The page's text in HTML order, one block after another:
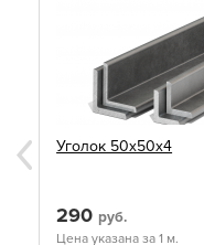
Уголок 50х50х4
290 руб.
Цена указана за 1 м.